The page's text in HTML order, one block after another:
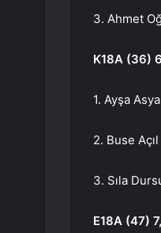
3. Ahmet
K18A (36)
1. Ayşa
2. Buse
3. Sıla
E18A (47)